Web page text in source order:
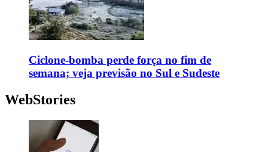
Ciclone-bomba perde força no fim de
semana; veja previsão no Sul e Sudeste
WebStories